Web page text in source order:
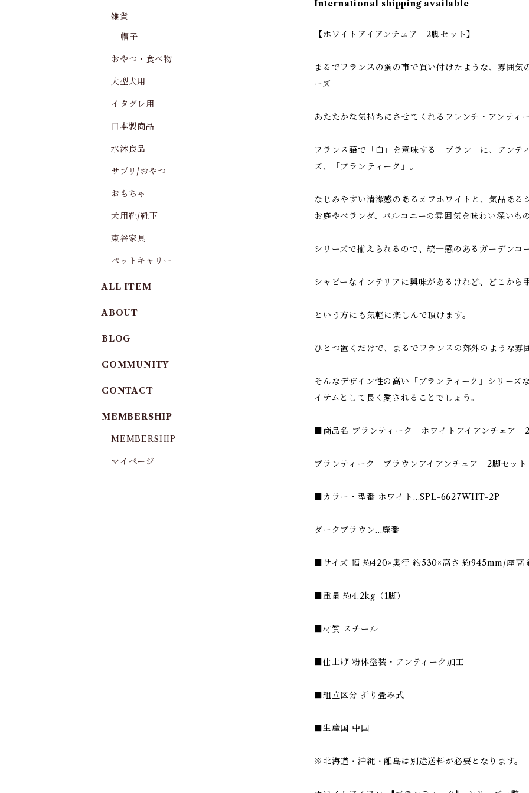
International shipping available
【ホワイトアイアンチェア 2脚セット】
まるでフランスの蚤の市で買い付けたような、雰囲
ーズ
あたたかな気持ちにさせてくれるフレンチ・アンティ
フランス語で「白」を意味する「ブラン」に、アンテ
ズ、「ブランティーク」。
なじみやすい清潔感のあるオフホワイトと、気品あ
お庭やベランダ、バルコニーの雰囲気を味わい深いも
シリーズで揃えられるので、統一感のあるガーデンコ
シャビーなインテリアに興味があるけれど、どこから
という方にも気軽に楽しんで頂けます。
ひとつ置くだけで、まるでフランスの郊外のような雰
そんなデザイン性の高い「ブランティーク」シリーズ
イテムとして長く愛されることでしょう。
■商品名 ブランティーク ホワイトアイアンチェア
ブランティーク ブラウンアイアンチェア 2脚セット
■カラー・型番 ホワイト…SPL-6627WHT-2P
ダークブラウン…廃番
■サイズ 幅 約420×奥行 約530×高さ 約945mm/座高
■重量 約4.2kg（1脚）
■材質 スチール
■仕上げ 粉体塗装・アンティーク加工
■組立区分 折り畳み式
■生産国 中国
※北海道・沖縄・離島は別途送料が必要となります。
雑貨
帽子
おやつ・食べ物
大型犬用
イタグレ用
日本製商品
水沐良品
サプリ/おやつ
おもちゃ
犬用靴/靴下
東谷家具
ペットキャリー
ALL ITEM
ABOUT
BLOG
COMMUNITY
CONTACT
MEMBERSHIP
MEMBERSHIP
マイページ